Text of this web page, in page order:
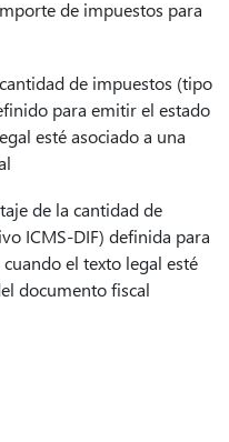
de impuestos para
de impuestos (tipo
para emitir el estado
esté asociado a una
de la cantidad de
ICMS-DIF) definida para
el texto legal esté
documento fiscal